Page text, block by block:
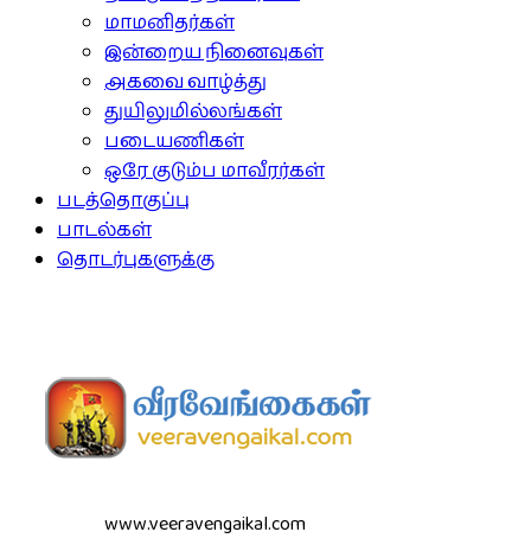
மாமனிதர்கள்
இன்றைய நினைவுகள்
அகவை வாழ்த்து
துயிலுமில்லங்கள்
படையணிகள்
ஒரே குடும்ப மாவீரர்கள்
படத்தொகுப்பு
பாடல்கள்
தொடர்புகளுக்கு
www.veeravengaikal.com